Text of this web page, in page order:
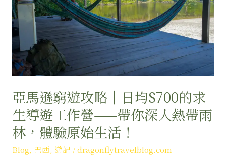
亞馬遜窮遊攻略｜日均$700的求
生導遊工作營——帶你深入熱帶雨
林，體驗原始生活！
Blog, 巴西, 遊記 /dragonflytravelblog.com
攻
略
｜
日
均
$700
的
求
生
導
遊